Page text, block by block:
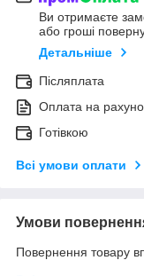
Ви отримаєте
або гроші
Детальніше
Післяплата
Оплата на
Готівкою
Всі умови оплати
Умови
Повернення товару